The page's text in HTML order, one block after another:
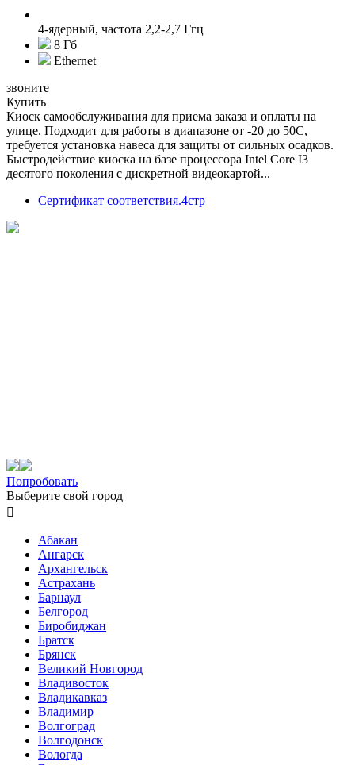
4-ядерный, частота 2,2-2,7 Ггц
8 Гб
Ethernet
звоните
Купить
Киоск самообслуживания для приема заказа и оплаты на
улице. Подходит для работы в диапазоне от -20 до 50С,
требуется установка навеса для защиты от сильных осадков.
Быстродействие киоска на базе процессора Intel Core I3
десятого поколения с дискретной видеокартой...
Сертификат соответствия.4стр
Попробовать
Выберите свой город

Абакан
Ангарск
Архангельск
Астрахань
Барнаул
Белгород
Биробиджан
Братск
Брянск
Великий Новгород
Владивосток
Владикавказ
Владимир
Волгоград
Волгодонск
Вологда